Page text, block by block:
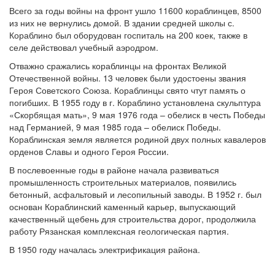
Всего за годы войны на фронт ушло 11600 кораблинцев, 8500
из них не вернулись домой. В здании средней школы с.
Кораблино был оборудован госпиталь на 200 коек, также в
селе действовал учебный аэродром.
Отважно сражались кораблинцы на фронтах Великой
Отечественной войны. 13 человек были удостоены звания
Героя Советского Союза. Кораблинцы свято чтут память о
погибших. В 1955 году в г. Кораблино установлена скульптура
«Скорбящая мать», 9 мая 1976 года – обелиск в честь Победы
над Германией, 9 мая 1985 года – обелиск Победы.
Кораблинская земля является родиной двух полных кавалеров
орденов Славы и одного Героя России.
В послевоенные годы в районе начала развиваться
промышленность строительных материалов, появились
бетонный, асфальтовый и лесопильный заводы. В 1952 г. был
основан Кораблинский каменный карьер, выпускающий
качественный щебень для строительства дорог, продолжила
работу Рязанская комплексная геологическая партия.
В 1950 году началась электрификация района.